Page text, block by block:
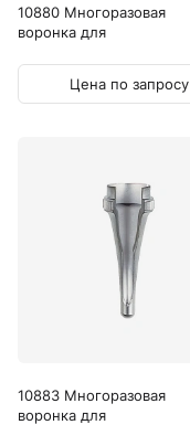
10880 Многоразовая
воронка для
Цена по запросу
10883 Многоразовая
воронка для